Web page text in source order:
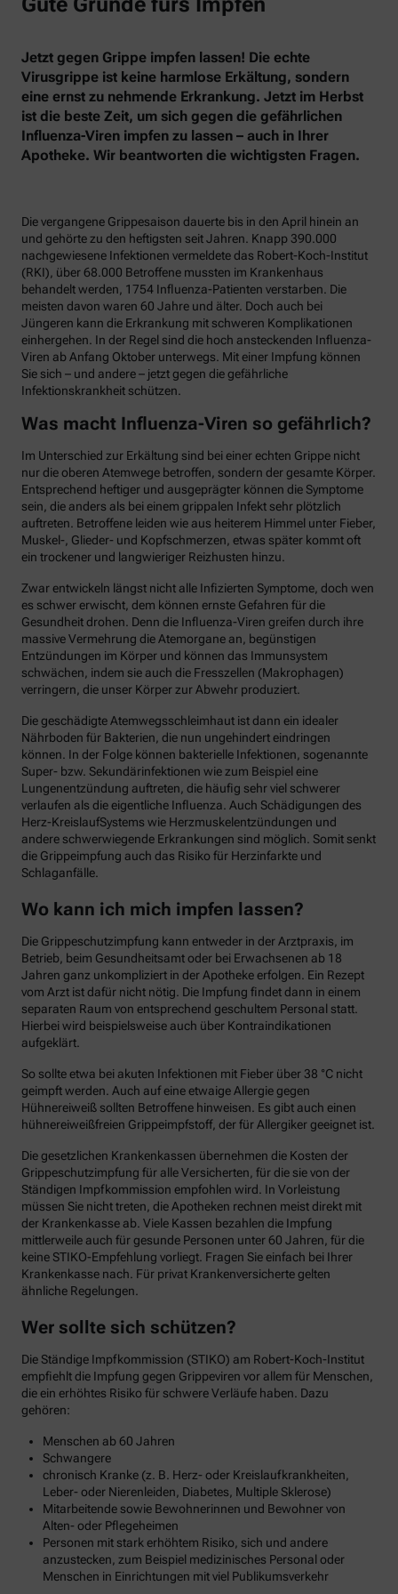
Jetzt gegen Grippe impfen lassen! Die echte
Virusgrippe ist keine harmlose Erkältung, sondern
eine ernst zu nehmende Erkrankung. Jetzt im Herbst
ist die beste Zeit, um sich gegen die gefährlichen
Influenza-Viren impfen zu lassen – auch in Ihrer
Apotheke. Wir beantworten die wichtigsten Fragen.
Die vergangene Grippesaison dauerte bis in den April hinein an
und gehörte zu den heftigsten seit Jahren. Knapp 390.000
nachgewiesene Infektionen vermeldete das Robert-Koch-Institut
(RKI), über 68.000 Betroffene mussten im Krankenhaus
behandelt werden, 1754 Influenza-Patienten verstarben. Die
meisten davon waren 60 Jahre und älter. Doch auch bei
Jüngeren kann die Erkrankung mit schweren Komplikationen
einhergehen. In der Regel sind die hoch ansteckenden Influenza-
Viren ab Anfang Oktober unterwegs. Mit einer Impfung können
Sie sich – und andere – jetzt gegen die gefährliche
Infektionskrankheit schützen.
Was macht Influenza-Viren so gefährlich?
Im Unterschied zur Erkältung sind bei einer echten Grippe nicht
nur die oberen Atemwege betroffen, sondern der gesamte Körper.
Entsprechend heftiger und ausgeprägter können die Symptome
sein, die anders als bei einem grippalen Infekt sehr plötzlich
auftreten. Betroffene leiden wie aus heiterem Himmel unter Fieber,
Muskel-, Glieder- und Kopfschmerzen, etwas später kommt oft
ein trockener und langwieriger Reizhusten hinzu.
Zwar entwickeln längst nicht alle Infizierten Symptome, doch wen
es schwer erwischt, dem können ernste Gefahren für die
Gesundheit drohen. Denn die Influenza-Viren greifen durch ihre
massive Vermehrung die Atemorgane an, begünstigen
Entzündungen im Körper und können das Immunsystem
schwächen, indem sie auch die Fresszellen (Makrophagen)
verringern, die unser Körper zur Abwehr produziert.
Die geschädigte Atemwegsschleimhaut ist dann ein idealer
Nährboden für Bakterien, die nun ungehindert eindringen
können. In der Folge können bakterielle Infektionen, sogenannte
Super- bzw. Sekundärinfektionen wie zum Beispiel eine
Lungenentzündung auftreten, die häufig sehr viel schwerer
verlaufen als die eigentliche Influenza. Auch Schädigungen des
Herz-KreislaufSystems wie Herzmuskelentzündungen und
andere schwerwiegende Erkrankungen sind möglich. Somit senkt
die Grippeimpfung auch das Risiko für Herzinfarkte und
Schlaganfälle.
Wo kann ich mich impfen lassen?
Die Grippeschutzimpfung kann entweder in der Arztpraxis, im
Betrieb, beim Gesundheitsamt oder bei Erwachsenen ab 18
Jahren ganz unkompliziert in der Apotheke erfolgen. Ein Rezept
vom Arzt ist dafür nicht nötig. Die Impfung findet dann in einem
separaten Raum von entsprechend geschultem Personal statt.
Hierbei wird beispielsweise auch über Kontraindikationen
aufgeklärt.
So sollte etwa bei akuten Infektionen mit Fieber über 38 °C nicht
geimpft werden. Auch auf eine etwaige Allergie gegen
Hühnereiweiß sollten Betroffene hinweisen. Es gibt auch einen
hühnereiweißfreien Grippeimpfstoff, der für Allergiker geeignet ist.
Die gesetzlichen Krankenkassen übernehmen die Kosten der
Grippeschutzimpfung für alle Versicherten, für die sie von der
Ständigen Impfkommission empfohlen wird. In Vorleistung
müssen Sie nicht treten, die Apotheken rechnen meist direkt mit
der Krankenkasse ab. Viele Kassen bezahlen die Impfung
mittlerweile auch für gesunde Personen unter 60 Jahren, für die
keine STIKO-Empfehlung vorliegt. Fragen Sie einfach bei Ihrer
Krankenkasse nach. Für privat Krankenversicherte gelten
ähnliche Regelungen.
Wer sollte sich schützen?
Die Ständige Impfkommission (STIKO) am Robert-Koch-Institut
empfiehlt die Impfung gegen Grippeviren vor allem für Menschen,
die ein erhöhtes Risiko für schwere Verläufe haben. Dazu
gehören:
Menschen ab 60 Jahren
Schwangere
chronisch Kranke (z. B. Herz- oder Kreislaufkrankheiten,
Leber- oder Nierenleiden, Diabetes, Multiple Sklerose)
Mitarbeitende sowie Bewohnerinnen und Bewohner von
Alten- oder Pflegeheimen
Personen mit stark erhöhtem Risiko, sich und andere
anzustecken, zum Beispiel medizinisches Personal oder
Menschen in Einrichtungen mit viel Publikumsverkehr